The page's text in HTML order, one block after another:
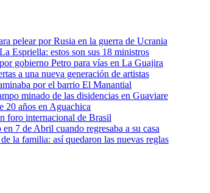
pelear por Rusia en la guerra de Ucrania
Espriella: estos son sus 18 ministros
gobierno Petro para vías en La Guajira
a una nueva generación de artistas
por el barrio El Manantial
minado de las disidencias en Guaviare
20 años en Aguachica
foro internacional de Brasil
7 de Abril cuando regresaba a su casa
la familia: así quedaron las nuevas reglas